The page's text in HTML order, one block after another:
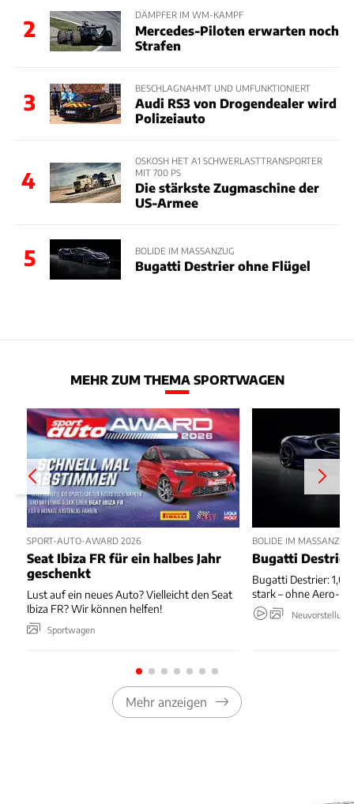
2
DÄMPFER IM WM-KAMPF
Mercedes-Piloten erwarten noch
Strafen
3
BESCHLAGNAHMT UND UMFUNKTIONIERT
Audi RS3 von Drogendealer wird
Polizeiauto
4
OSKOSH HET A1 SCHWERLASTTRANSPORTER
MIT 700 PS
Die stärkste Zugmaschine der
US-Armee
5 BOLIDE IM MASSANZUG
Bugatti Destrier ohne Flügel
MEHR ZUM THEMA SPORTWAGEN
SPORT-AUTO-AWARD 2026
Seat Ibiza FR für ein halbes Jahr
geschenkt
Lust auf ein neues Auto? Vielleicht den Seat
Ibiza FR? Wir können helfen!
Sportwagen
BOLIDE IM MASSANZUG
Bugatti
Bugatti Destrier: 1,00
stark – ohne Aero-
Mehr anzeigen